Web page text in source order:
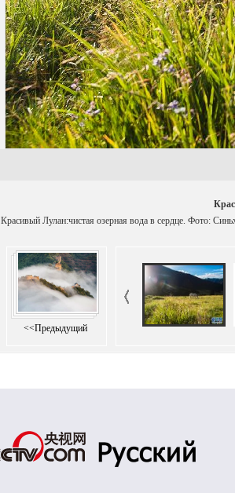
Красивый Лулан:чистая озерная вода в сердце. Фото:
<<Предыдущий